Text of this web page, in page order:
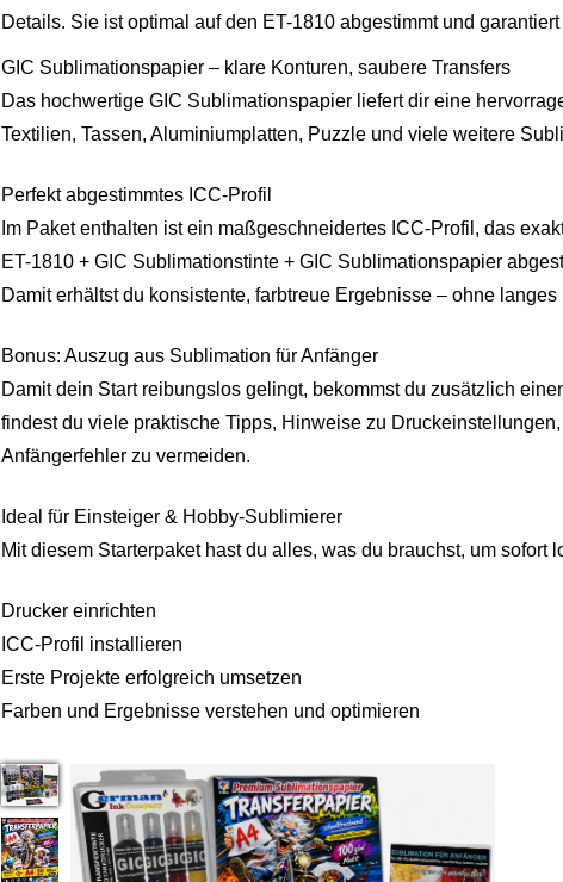
Details. Sie ist optimal auf den ET-1810 abgestimmt und
GIC Sublimationspapier – klare Konturen, saubere Transfers
Das hochwertige GIC Sublimationspapier liefert dir eine
Textilien, Tassen, Aluminiumplatten, Puzzle und viele weitere
Perfekt abgestimmtes ICC-Profil
Im Paket enthalten ist ein maßgeschneidertes ICC-Profil, das
ET-1810 + GIC Sublimationstinte + GIC Sublimationspapier
Damit erhältst du konsistente, farbtreue Ergebnisse – ohne
Bonus: Auszug aus Sublimation für Anfänger
Damit dein Start reibungslos gelingt, bekommst du zusätzlich
findest du viele praktische Tipps, Hinweise zu
Anfängerfehler zu vermeiden.
Ideal für Einsteiger & Hobby-Sublimierer
Mit diesem Starterpaket hast du alles, was du brauchst, um sofort
Drucker einrichten
ICC-Profil installieren
Erste Projekte erfolgreich umsetzen
Farben und Ergebnisse verstehen und optimieren